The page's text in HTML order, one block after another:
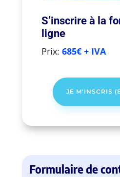
S’inscrire à la
ligne
Prix: 685€ + IVA
JE M'INSCRIS
Formulaire de